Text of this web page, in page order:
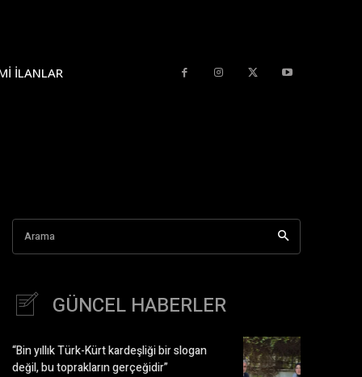
İLANLAR
Arama
GÜNCEL HABERLER
“Bin yıllık Türk-Kürt kardeşliği bir slogan
değil, bu toprakların gerçeğidir”